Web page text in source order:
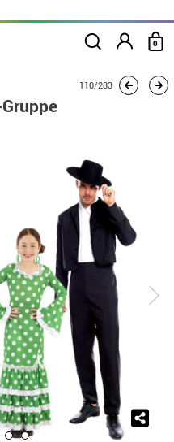
0
Flamingo-Familie oder -Gruppe
110/283